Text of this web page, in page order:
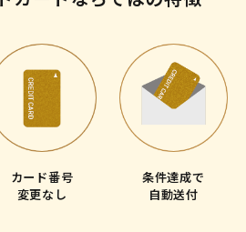
カード番号
変更なし
条件達成で
自動送付